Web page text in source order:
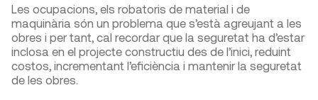
Les ocupacions, els robatoris de material i de
maquinària són un problema que s’està agreujant a les
obres i per tant, cal recordar que la seguretat ha d’estar
inclosa en el projecte constructiu des de l’inici, reduint
costos, incrementant l’eficiència i mantenir la seguretat
de les obres.